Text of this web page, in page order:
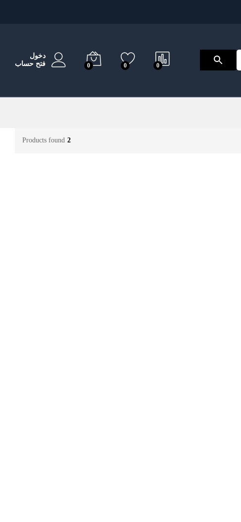
0
0
0
دخول
فتح حساب
2
Products found